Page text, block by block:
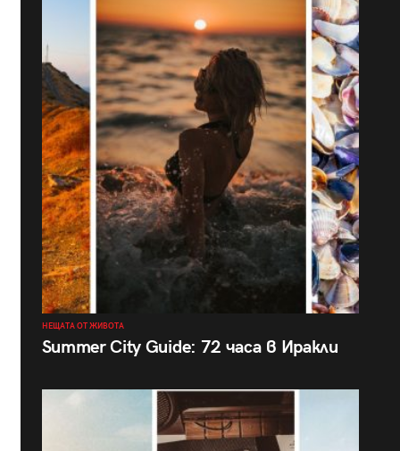
НЕЩАТА ОТ ЖИВОТА
Summer City Guide: 72 часа в Иракли